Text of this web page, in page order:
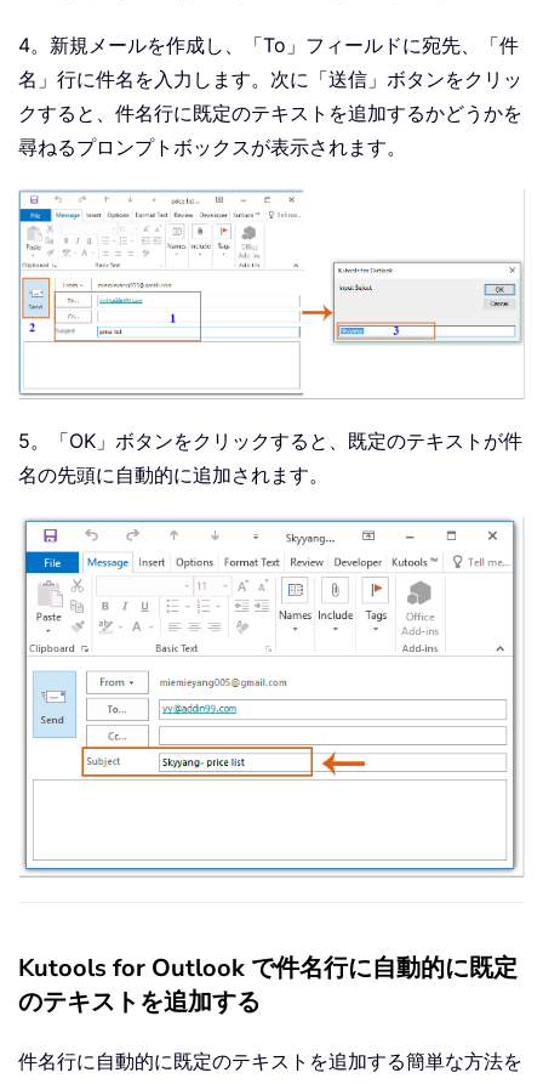
4。新規メールを作成し、「To」フィールドに宛先、「件
名」行に件名を入力します。次に「送信」ボタンをクリッ
クすると、件名行に既定のテキストを追加するかどうかを
尋ねるプロンプトボックスが表示されます。
5。「OK」ボタンをクリックすると、既定のテキストが件
名の先頭に自動的に追加されます。
Kutools for Outlook で件名行に自動的に既定
のテキストを追加する
件名行に自動的に既定のテキストを追加する簡単な方法を